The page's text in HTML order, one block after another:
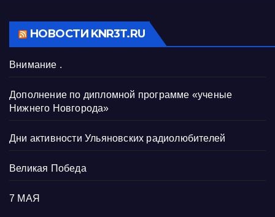
НОВОСТИ KNR3T.RU
Внимание .
Дополнение по дипломной программе «ученые
Нижнего Новгорода»
Дни активности Ульяновских радиолюбителей
Великая Победа
7 МАЯ